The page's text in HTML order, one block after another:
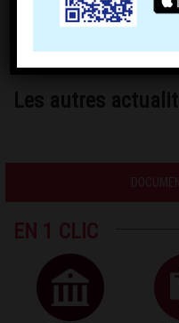
Les autres
EN 1 CLIC